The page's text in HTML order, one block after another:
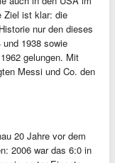
Ziel ist klar: die
nur den dieses
1938 sowie
gelungen. Mit
Messi und Co. den
20 Jahre vor dem
2006 war das 6:0 in